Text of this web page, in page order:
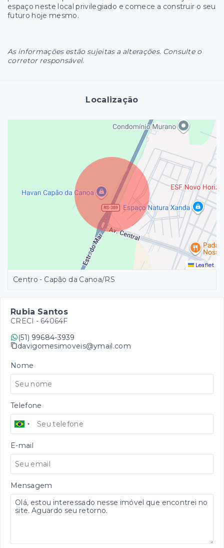
espaço neste local privilegiado e comece a construir o seu
futuro hoje mesmo.
As informações estão sujeitas a alterações. Consulte o
corretor responsável.
Localização
Leaflet
Centro - Capão da Canoa/RS
Rubia Santos
CRECI - 64064F
(51) 99684-3939
davigomesimoveis@ymail.com
Nome
Telefone
E-mail
Mensagem